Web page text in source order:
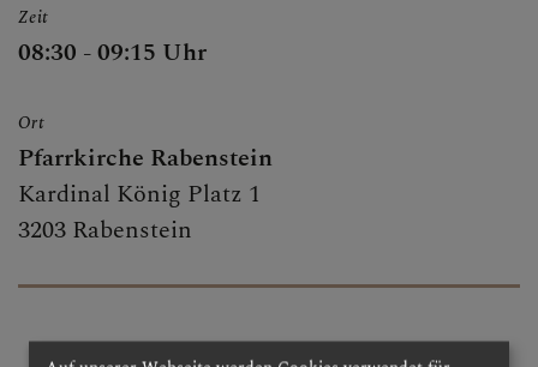
PFARRKIRCHE
TRADIGIST
Zeit
08:30 - 09:15 Uhr
Ort
Pfarrkirche Rabenstein
Kardinal König Platz 1
3203 Rabenstein